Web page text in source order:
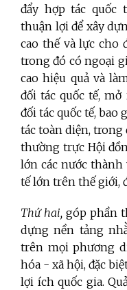
đẩy hợp tác quốc
thuận lợi để xây
cao thế và lực cho
trong đó có ngoại
cao hiệu quả và
đối tác quốc tế,
đối tác quốc tế, bao
tác toàn diện, trong
thường trực Hội
lớn các nước
tế lớn trên thế giới,
Thứ hai,góp phần
dựng nền tảng
trên mọi phương
hóa - xã hội, đặc
lợi ích quốc gia.